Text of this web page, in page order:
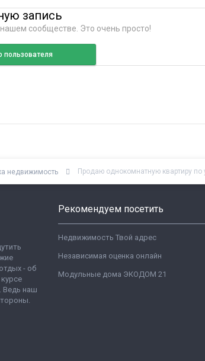
запись
сообществе. Это очень просто!
пользователя
недвижимость Продаю однокомнатную квартиру по
- об
Ведь наш
Рекомендуем посетить
Недвижимость Твой адрес
Независимая оценка онлайн
Модульные дома ЭКОДОМ 21